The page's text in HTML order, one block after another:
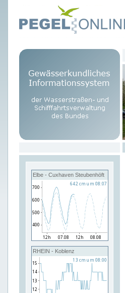
Elbe - Cuxhaven Steubenhöft
RHEIN - Koblenz